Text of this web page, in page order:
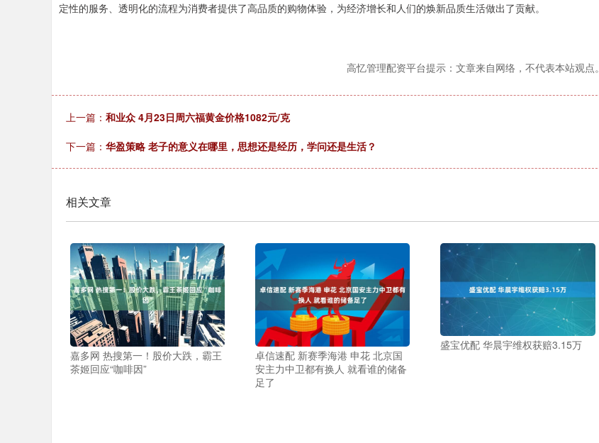
定性的服务、透明化的流程为消费者提供了高品质的购物体验，为经济增长和人们的焕新品质生活做出了贡献。
高忆管理配资平台提示：文章来自网络，不代表本站观点。
上一篇： 和业众 4月23日周六福黄金价格1082元/克
下一篇： 华盈策略 老子的意义在哪里，思想还是经历，学问还是生活？
相关文章
嘉多网 热搜第一！股价大跌，霸王
茶姬回应“咖啡因”
卓信速配 新赛季海港 申花 北京国
安主力中卫都有换人 就看谁的储备
足了
盛宝优配 华晨宇维权获赔3.15万